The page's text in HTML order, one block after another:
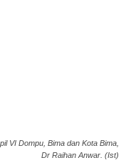
VI Dompu, Bima dan Kota Bima,
Dr Raihan Anwar. (Ist)